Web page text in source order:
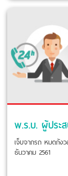
พ.ร.บ. ผู้ประ
เจ็บจากรถ หมดกัง
ธันวาคม 2561